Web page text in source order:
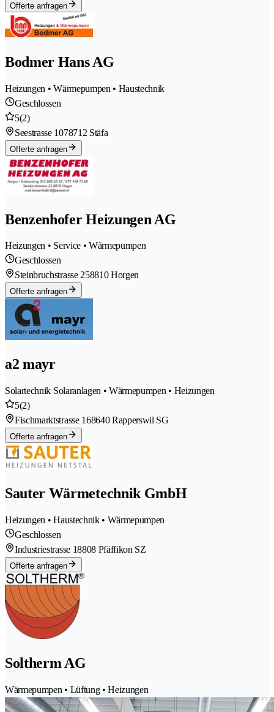
Offerte anfragen
Bodmer Hans AG
Heizungen • Wärmepumpen • Haustechnik
Geschlossen
5(2)
Seestrasse 1078712 Stäfa
Offerte anfragen
Benzenhofer Heizungen AG
Heizungen • Service • Wärmepumpen
Geschlossen
Steinbruchstrasse 258810 Horgen
Offerte anfragen
a2 mayr
Solartechnik Solaranlagen • Wärmepumpen • Heizungen
5(2)
Fischmarktstrasse 168640 Rapperswil SG
Offerte anfragen
Sauter Wärmetechnik GmbH
Heizungen • Haustechnik • Wärmepumpen
Geschlossen
Industriestrasse 18808 Pfäffikon SZ
Offerte anfragen
Soltherm AG
Wärmepumpen • Lüftung • Heizungen